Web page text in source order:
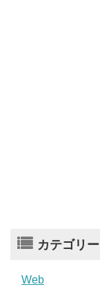
カテゴリー
Web